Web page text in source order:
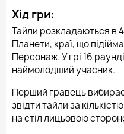
Хід гри:
Тайли розкладаються в
Планети, краї, що
Персонаж. У грі 16
наймолодший учасник.
Перший гравець
звідти тайли за
на стіл лицьовою